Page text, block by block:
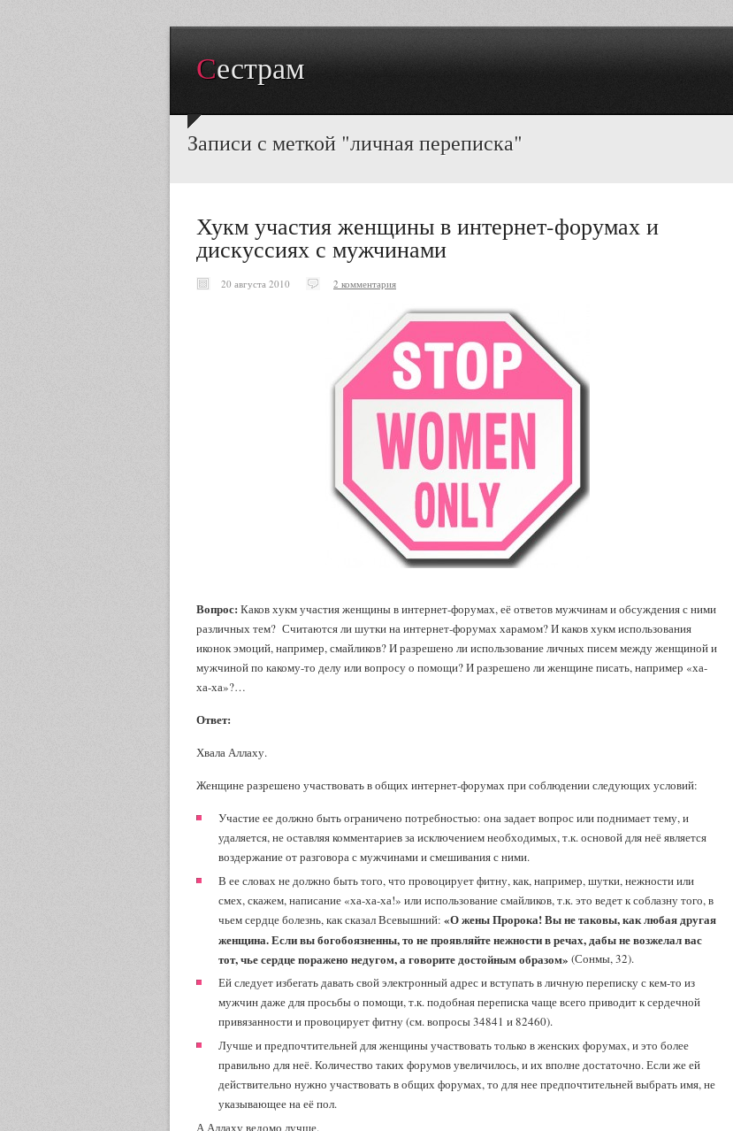
Сестрам
Записи с меткой "личная переписка"
Хукм участия женщины в интернет-форумах и
дискуссиях с мужчинами
20 августа 2010 2 комментария
Вопрос: Каков хукм участия женщины в интернет-форумах, её ответов мужчинам и обсуждения с ними
различных тем? Считаются ли шутки на интернет-форумах харамом? И каков хукм использования
иконок эмоций, например, смайликов? И разрешено ли использование личных писем между женщиной и
мужчиной по какому-то делу или вопросу о помощи? И разрешено ли женщине писать, например «ха-
ха-ха»?…
Ответ:
Хвала Аллаху.
Женщине разрешено участвовать в общих интернет-форумах при соблюдении следующих условий:
Участие ее должно быть ограничено потребностью: она задает вопрос или поднимает тему, и
удаляется, не оставляя комментариев за исключением необходимых, т.к. основой для неё является
воздержание от разговора с мужчинами и смешивания с ними.
В ее словах не должно быть того, что провоцирует фитну, как, например, шутки, нежности или
смех, скажем, написание «ха-ха-ха!» или использование смайликов, т.к. это ведет к соблазну того, в
чьем сердце болезнь, как сказал Всевышний: «О жены Пророка! Вы не таковы, как любая другая
женщина. Если вы богобоязненны, то не проявляйте нежности в речах, дабы не возжелал вас
тот, чье сердце поражено недугом, а говорите достойным образом» (Сонмы, 32).
Ей следует избегать давать свой электронный адрес и вступать в личную переписку с кем-то из
мужчин даже для просьбы о помощи, т.к. подобная переписка чаще всего приводит к сердечной
привязанности и провоцирует фитну (см. вопросы 34841 и 82460).
Лучше и предпочтительней для женщины участвовать только в женских форумах, и это более
правильно для неё. Количество таких форумов увеличилось, и их вполне достаточно. Если же ей
действительно нужно участвовать в общих форумах, то для нее предпочтительней выбрать имя, не
указывающее на её пол.
А Аллаху ведомо лучше.